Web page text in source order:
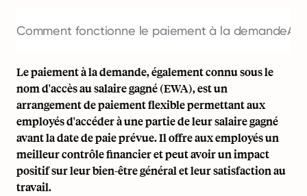
Comment fonctionne le paiement à la demande
Le paiement à la demande, également connu sous le
nom d'accès au salaire gagné (EWA), est un
arrangement de paiement flexible permettant aux
employés d'accéder à une partie de leur salaire gagné
avant la date de paie prévue. Il offre aux employés un
meilleur contrôle financier et peut avoir un impact
positif sur leur bien-être général et leur satisfaction au
travail.